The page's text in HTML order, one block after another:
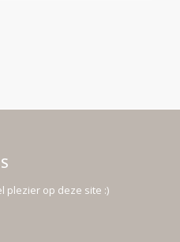
plezier op deze site :)